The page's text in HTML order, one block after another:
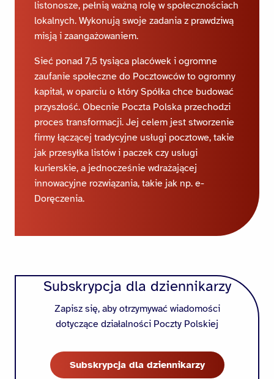
listonosze, pełnią ważną rolę w społecznościach
lokalnych. Wykonują swoje zadania z prawdziwą
misją i zaangażowaniem.
Sieć ponad 7,5 tysiąca placówek i ogromne
zaufanie społeczne do Pocztowców to ogromny
kapitał, w oparciu o który Spółka chce budować
przyszłość. Obecnie Poczta Polska przechodzi
proces transformacji. Jej celem jest stworzenie
firmy łączącej tradycyjne usługi pocztowe, takie
jak przesyłka listów i paczek czy usługi
kurierskie, a jednocześnie wdrażającej
innowacyjne rozwiązania, takie jak np. e-
Doręczenia.
Subskrypcja dla dziennikarzy
Zapisz się, aby otrzymywać wiadomości
dotyczące działalności Poczty Polskiej
Subskrypcja dla dziennikarzy